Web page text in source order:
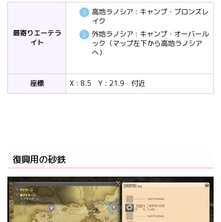
最寄りエーテラ
イト
高地ラノシア : キャンプ・ブロンズレ
イク
外地ラノシア : キャンプ・オーバール
ック（マップ左下から高地ラノシア
へ）
座標 X : 8.5 Y : 21.9 付近
復興用の砂鉄